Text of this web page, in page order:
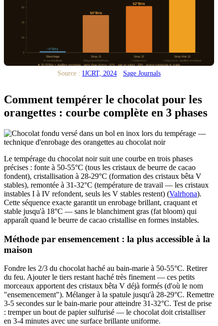
0
20
40
60
Blanchiage
3× eau bouillante
~0°Brix
Sirop J1
300g sucre/300ml eau
50°Brix
Sirop J2
+ 100g sucre
62°Brix
Sirop final J3
+ 100g sucre · équilibre osmotique
★ 70-75°Brix = équilibre osmotique · perte d'eau écorce ~67% · gain en soluté ~20% · écorce translucide et stable
Source : IJCRT, 2024 · Sage Journals
Comment tempérer le chocolat pour les
orangettes : courbe complète en 3 phases
Le tempérage du chocolat noir suit une courbe en trois phases
précises : fonte à 50-55°C (tous les cristaux de beurre de cacao
fondent), cristallisation à 28-29°C (formation des cristaux bêta V
stables), remontée à 31-32°C (température de travail — les cristaux
instables I à IV refondent, seuls les V stables restent) (Valrhona).
Cette séquence exacte garantit un enrobage brillant, craquant et
stable jusqu'à 18°C — sans le blanchiment gras (fat bloom) qui
apparaît quand le beurre de cacao cristallise en formes instables.
Méthode par ensemencement : la plus accessible à la
maison
Fondre les 2/3 du chocolat haché au bain-marie à 50-55°C. Retirer
du feu. Ajouter le tiers restant haché très finement — ces petits
morceaux apportent des cristaux bêta V déjà formés (d'où le nom
"ensemencement"). Mélanger à la spatule jusqu'à 28-29°C. Remettre
3-5 secondes sur le bain-marie pour atteindre 31-32°C. Test de prise
: tremper un bout de papier sulfurisé — le chocolat doit cristalliser
en 3-4 minutes avec une surface brillante uniforme.